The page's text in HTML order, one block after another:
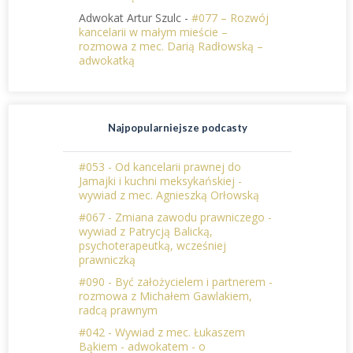
Adwokat Artur Szulc - #077 – Rozwój
kancelarii w małym mieście –
rozmowa z mec. Darią Radłowską –
adwokatką
Najpopularniejsze podcasty
#053 - Od kancelarii prawnej do
Jamajki i kuchni meksykańskiej -
wywiad z mec. Agnieszką Orłowską
#067 - Zmiana zawodu prawniczego -
wywiad z Patrycją Balicką,
psychoterapeutką, wcześniej
prawniczką
#090 - Być założycielem i partnerem -
rozmowa z Michałem Gawlakiem,
radcą prawnym
#042 - Wywiad z mec. Łukaszem
Bąkiem - adwokatem - o